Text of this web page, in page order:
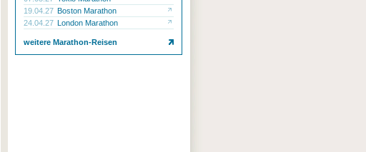
19.04.27 Boston Marathon
24.04.27 London Marathon
weitere Marathon-Reisen